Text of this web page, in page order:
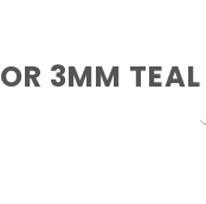
3MM TEAL